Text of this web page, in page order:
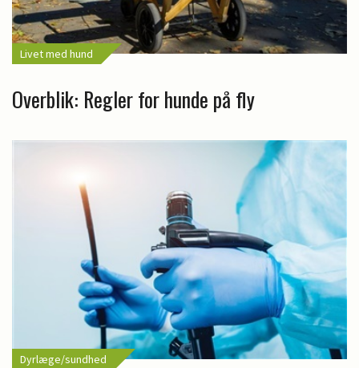
Livet med hund
Overblik: Regler for hunde på fly
Dyrlæge/sundhed